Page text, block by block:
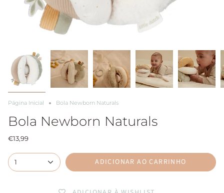
Página Inicial Bola Newborn Naturals
Bola Newborn Naturals
€13,99
1 ADICIONAR AO CARRINHO